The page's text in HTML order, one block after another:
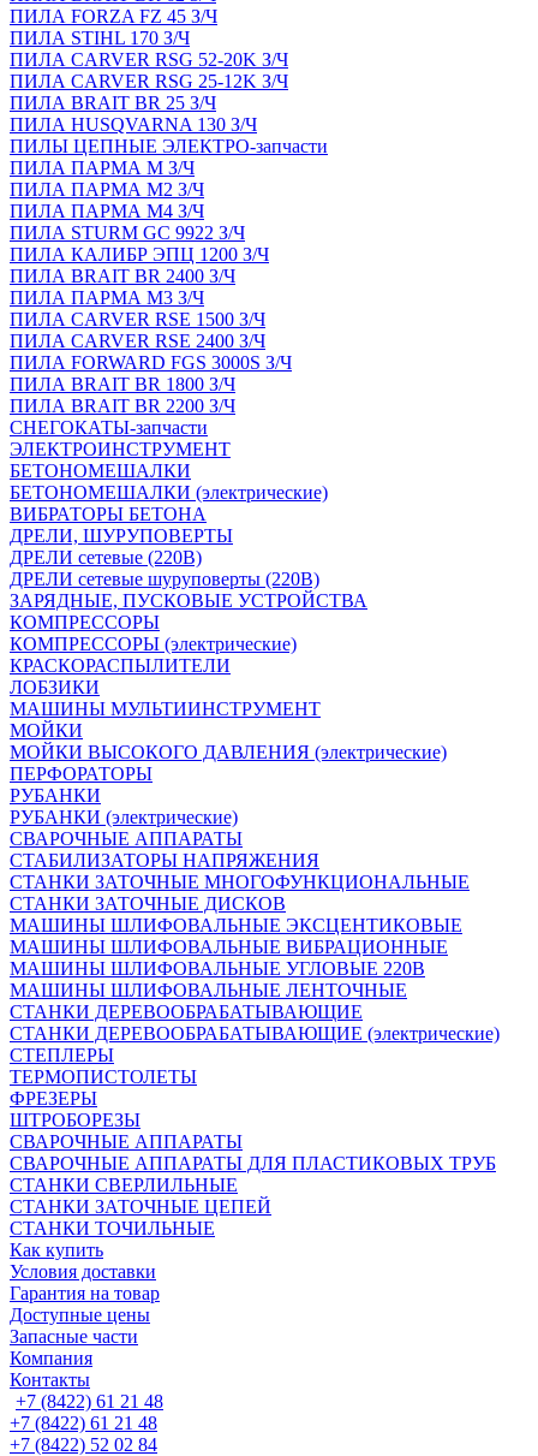
ПИЛА FORZA FZ 45 З/Ч
ПИЛА STIHL 170 З/Ч
ПИЛА CARVER RSG 52-20K З/Ч
ПИЛА CARVER RSG 25-12K З/Ч
ПИЛА BRAIT BR 25 З/Ч
ПИЛА HUSQVARNA 130 З/Ч
ПИЛЫ ЦЕПНЫЕ ЭЛЕКТРО-запчасти
ПИЛА ПАРМА М З/Ч
ПИЛА ПАРМА М2 З/Ч
ПИЛА ПАРМА М4 З/Ч
ПИЛА STURM GC 9922 З/Ч
ПИЛА КАЛИБР ЭПЦ 1200 З/Ч
ПИЛА BRAIT BR 2400 З/Ч
ПИЛА ПАРМА М3 З/Ч
ПИЛА CARVER RSE 1500 З/Ч
ПИЛА CARVER RSE 2400 З/Ч
ПИЛА FORWARD FGS 3000S З/Ч
ПИЛА BRAIT BR 1800 З/Ч
ПИЛА BRAIT BR 2200 З/Ч
СНЕГОКАТЫ-запчасти
ЭЛЕКТРОИНСТРУМЕНТ
БЕТОНОМЕШАЛКИ
БЕТОНОМЕШАЛКИ (электрические)
ВИБРАТОРЫ БЕТОНА
ДРЕЛИ, ШУРУПОВЕРТЫ
ДРЕЛИ сетевые (220В)
ДРЕЛИ сетевые шуруповерты (220В)
ЗАРЯДНЫЕ, ПУСКОВЫЕ УСТРОЙСТВА
КОМПРЕССОРЫ
КОМПРЕССОРЫ (электрические)
КРАСКОРАСПЫЛИТЕЛИ
ЛОБЗИКИ
МАШИНЫ МУЛЬТИИНСТРУМЕНТ
МОЙКИ
МОЙКИ ВЫСОКОГО ДАВЛЕНИЯ (электрические)
ПЕРФОРАТОРЫ
РУБАНКИ
РУБАНКИ (электрические)
СВАРОЧНЫЕ АППАРАТЫ
СТАБИЛИЗАТОРЫ НАПРЯЖЕНИЯ
СТАНКИ ЗАТОЧНЫЕ МНОГОФУНКЦИОНАЛЬНЫЕ
СТАНКИ ЗАТОЧНЫЕ ДИСКОВ
МАШИНЫ ШЛИФОВАЛЬНЫЕ ЭКСЦЕНТИКОВЫЕ
МАШИНЫ ШЛИФОВАЛЬНЫЕ ВИБРАЦИОННЫЕ
МАШИНЫ ШЛИФОВАЛЬНЫЕ УГЛОВЫЕ 220В
МАШИНЫ ШЛИФОВАЛЬНЫЕ ЛЕНТОЧНЫЕ
СТАНКИ ДЕРЕВООБРАБАТЫВАЮЩИЕ
СТАНКИ ДЕРЕВООБРАБАТЫВАЮЩИЕ (электрические)
СТЕПЛЕРЫ
ТЕРМОПИСТОЛЕТЫ
ФРЕЗЕРЫ
ШТРОБОРЕЗЫ
СВАРОЧНЫЕ АППАРАТЫ
СВАРОЧНЫЕ АППАРАТЫ ДЛЯ ПЛАСТИКОВЫХ ТРУБ
СТАНКИ СВЕРЛИЛЬНЫЕ
СТАНКИ ЗАТОЧНЫЕ ЦЕПЕЙ
СТАНКИ ТОЧИЛЬНЫЕ
Как купить
Условия доставки
Гарантия на товар
Доступные цены
Запасные части
Компания
Контакты
+7 (8422) 61 21 48
+7 (8422) 61 21 48
+7 (8422) 52 02 84